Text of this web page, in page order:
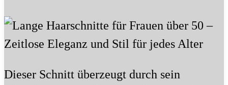
Dieser Schnitt überzeugt durch sein